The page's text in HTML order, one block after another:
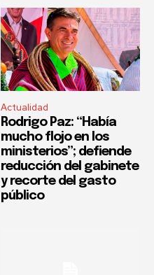
Actualidad
Rodrigo Paz: “Había
mucho flojo en los
ministerios”; defiende
reducción del gabinete
y recorte del gasto
público